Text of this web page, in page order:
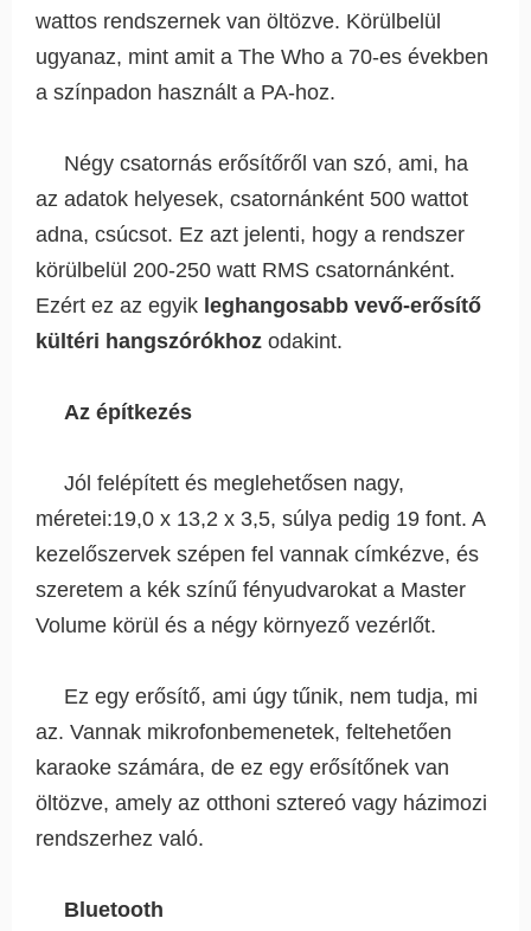
wattos rendszernek van öltözve. Körülbelül
ugyanaz, mint amit a The Who a 70-es években
a színpadon használt a PA-hoz.
Négy csatornás erősítőről van szó, ami, ha
az adatok helyesek, csatornánként 500 wattot
adna, csúcsot. Ez azt jelenti, hogy a rendszer
körülbelül 200-250 watt RMS csatornánként.
Ezért ez az egyik leghangosabb vevő-erősítő
kültéri hangszórókhoz odakint.
Az építkezés
Jól felépített és meglehetősen nagy,
méretei:19,0 x 13,2 x 3,5, súlya pedig 19 font. A
kezelőszervek szépen fel vannak címkézve, és
szeretem a kék színű fényudvarokat a Master
Volume körül és a négy környező vezérlőt.
Ez egy erősítő, ami úgy tűnik, nem tudja, mi
az. Vannak mikrofonbemenetek, feltehetően
karaoke számára, de ez egy erősítőnek van
öltözve, amely az otthoni sztereó vagy házimozi
rendszerhez való.
Bluetooth